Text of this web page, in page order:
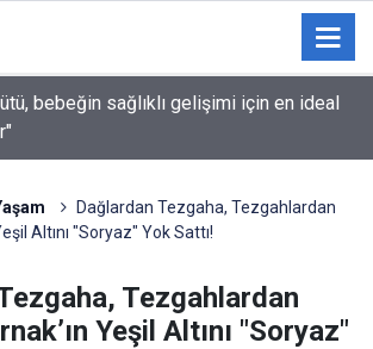
kanalına giren genç hayatını kaybetti
Dağlardan Tezgaha, Tezgahlardan
Altını "Soryaz" Yok Sattı!
Tezgahlardan
Yeşil Altını "Soryaz"